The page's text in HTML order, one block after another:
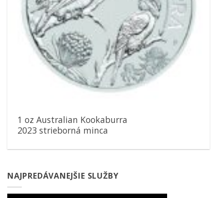
1 oz Australian Kookaburra
2023 strieborná minca
NAJPREDÁVANEJŠIE SLUŽBY